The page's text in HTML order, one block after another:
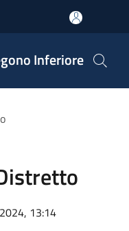
Inferiore
13:14